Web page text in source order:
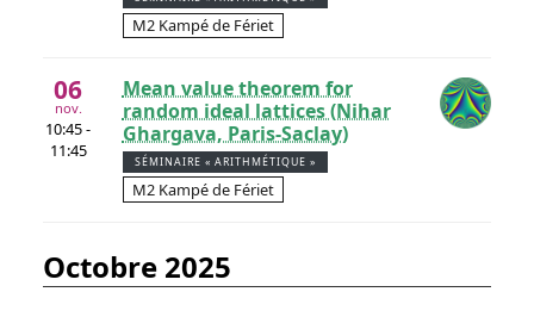
M2 Kampé de Fériet
06
nov.
10:45 -
11:45
Mean value theorem for
random ideal lattices (Nihar
Ghargava, Paris-Saclay)
SÉMINAIRE « ARITHMÉTIQUE »
M2 Kampé de Fériet
octobre 2025